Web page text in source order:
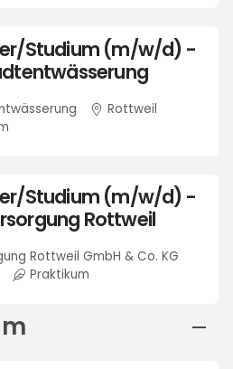
Studium (m/w/d) -
Rottweil
Studium (m/w/d) -
Rottweil
Rottweil GmbH & Co. KG
Praktikum